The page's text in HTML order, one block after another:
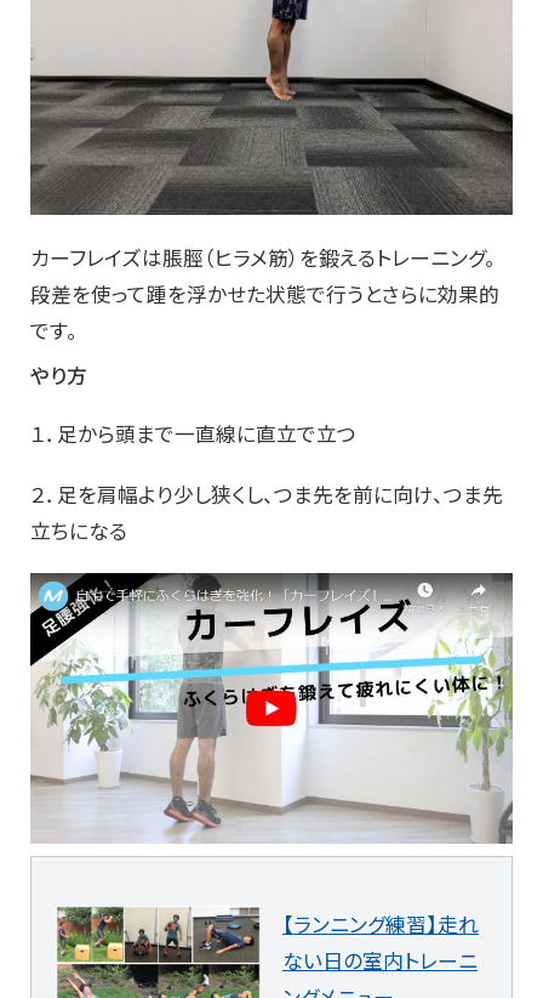
カーフレイズは脹脛（ヒラメ筋）を鍛えるトレーニング。
段差を使って踵を浮かせた状態で行うとさらに効果的
です。
やり方
１．足から頭まで一直線に直立で立つ
２．足を肩幅より少し狭くし、つま先を前に向け、つま先
立ちになる
【ランニング練習】走れ
ない日の室内トレーニ